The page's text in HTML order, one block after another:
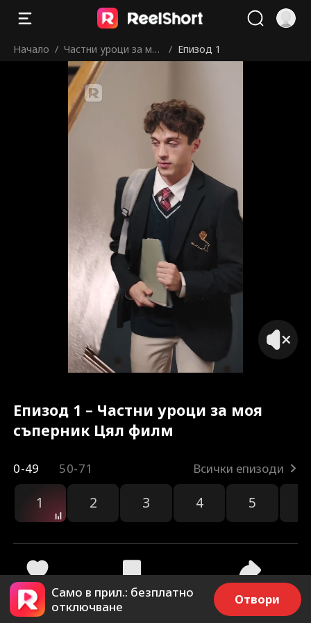
Начало / Частни уроци за мо
я съперник
/ Епизод 1
Това е единственият ми шанс
Епизод 1 – Частни уроци за моя
съперник Цял филм
0-49 50-71 Всички епизоди
1 2 3 4 5
158 2.6k Споделяне
Само в прил.: безплатно
отключване
Отвори